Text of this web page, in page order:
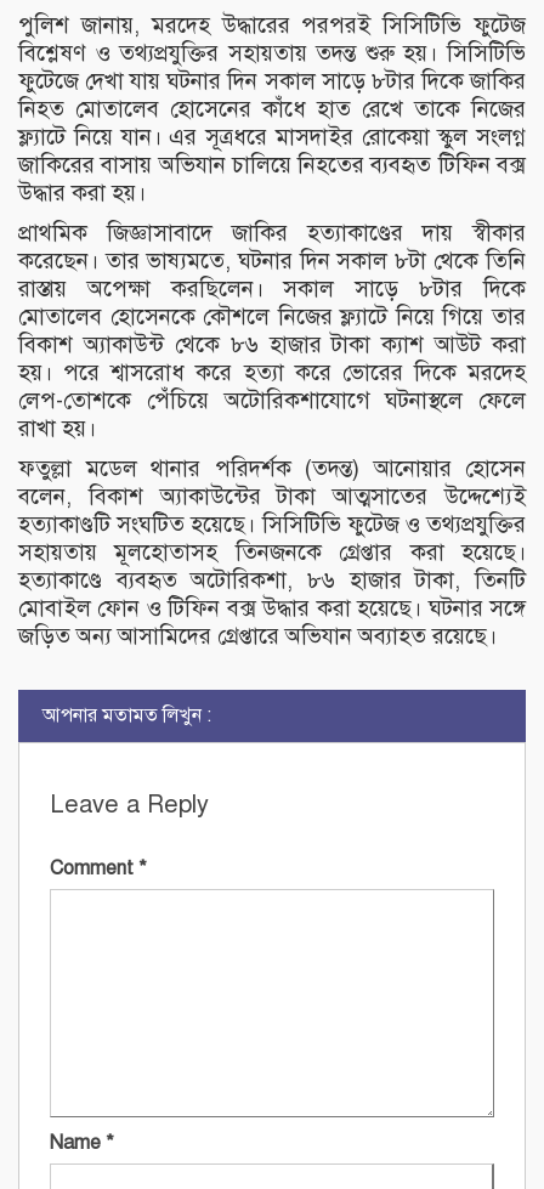
পুলিশ জানায়, মরদেহ উদ্ধারের পরপরই সিসিটিভি ফুটেজ
বিশ্লেষণ ও তথ্যপ্রযুক্তির সহায়তায় তদন্ত শুরু হয়। সিসিটিভি
ফুটেজে দেখা যায় ঘটনার দিন সকাল সাড়ে ৮টার দিকে জাকির
নিহত মোতালেব হোসেনের কাঁধে হাত রেখে তাকে নিজের
ফ্ল্যাটে নিয়ে যান। এর সূত্রধরে মাসদাইর রোকেয়া স্কুল সংলগ্ন
জাকিরের বাসায় অভিযান চালিয়ে নিহতের ব্যবহৃত টিফিন বক্স
উদ্ধার করা হয়।
প্রাথমিক জিজ্ঞাসাবাদে জাকির হত্যাকাণ্ডের দায় স্বীকার
করেছেন। তার ভাষ্যমতে, ঘটনার দিন সকাল ৮টা থেকে তিনি
রাস্তায় অপেক্ষা করছিলেন। সকাল সাড়ে ৮টার দিকে
মোতালেব হোসেনকে কৌশলে নিজের ফ্ল্যাটে নিয়ে গিয়ে তার
বিকাশ অ্যাকাউন্ট থেকে ৮৬ হাজার টাকা ক্যাশ আউট করা
হয়। পরে শ্বাসরোধ করে হত্যা করে ভোরের দিকে মরদেহ
লেপ-তোশকে পেঁচিয়ে অটোরিকশাযোগে ঘটনাস্থলে ফেলে
রাখা হয়।
ফতুল্লা মডেল থানার পরিদর্শক (তদন্ত) আনোয়ার হোসেন
বলেন, বিকাশ অ্যাকাউন্টের টাকা আত্মসাতের উদ্দেশ্যেই
হত্যাকাণ্ডটি সংঘটিত হয়েছে। সিসিটিভি ফুটেজ ও তথ্যপ্রযুক্তির
সহায়তায় মূলহোতাসহ তিনজনকে গ্রেপ্তার করা হয়েছে।
হত্যাকাণ্ডে ব্যবহৃত অটোরিকশা, ৮৬ হাজার টাকা, তিনটি
মোবাইল ফোন ও টিফিন বক্স উদ্ধার করা হয়েছে। ঘটনার সঙ্গে
জড়িত অন্য আসামিদের গ্রেপ্তারে অভিযান অব্যাহত রয়েছে।
আপনার মতামত লিখুন :
Leave a Reply
Comment *
Name *